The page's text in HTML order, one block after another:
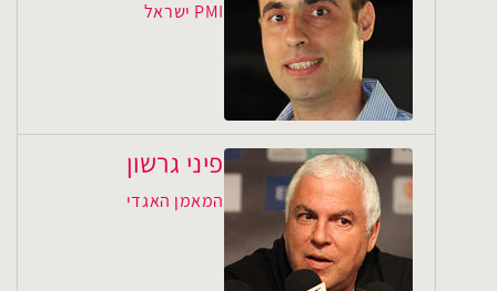
PMI ישראל
פיני גרשון
המאמן האגדי